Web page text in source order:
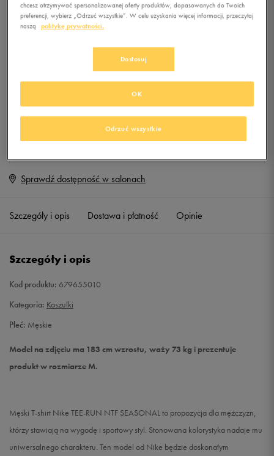
0.0
29,99 złz Vat
KLUBIE 50 STYLE
Produkt niedostępny
M Powiadom o dostępności
L Powiadom o dostępności
XXL
Sprawdź dostępność w salonach
Szczegóły i opis Dostawa i płatność Opinie
Szczegóły i opis
Kod produktu: 679655010
Kategoria: Koszulki
Płeć: Męskie
Model na zdjęciu ma 183 cm wzrostu, waży 73 kg i prezentuje
produkt w rozmiarze M.
Męski T-shirt Nike TEE-RUN NTF SEASONAL to propozycja dla mężczyzn,
którzy stawiają na wygodę i sportowy styl. Stonowana kolorystyka nadaje mu
uniwersalnego charakteru. Ten model od Nike będzie doskonałym
chcesz otrzymywać spersonalizowanej oferty produktów, dopasowanych do Twoich
preferencji, wybierz „Odrzuć wszystkie”. W celu uzyskania więcej informacji, przeczytaj
naszą
politykę prywatności.
Dostosuj
Odrzuć wszystkie
OK